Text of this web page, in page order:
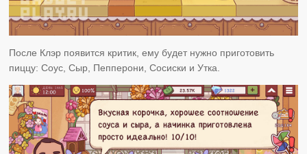
После Клэр появится критик, ему будет нужно приготовить
пиццу: Соус, Сыр, Пепперони, Сосиски и Утка.